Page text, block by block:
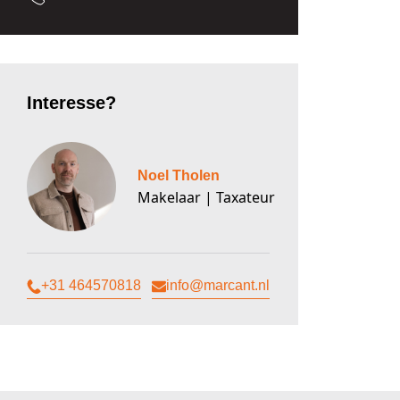
Interesse?
Noel Tholen
Makelaar | Taxateur
+31 464570818 info@marcant.nl